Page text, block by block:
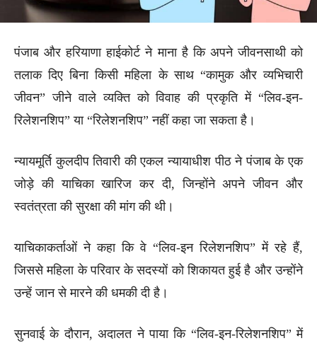
पंजाब और हरियाणा हाईकोर्ट ने माना है कि अपने जीवनसाथी को
तलाक दिए बिना किसी महिला के साथ “कामुक और व्यभिचारी
जीवन” जीने वाले व्यक्ति को विवाह की प्रकृति में “लिव-इन-
रिलेशनशिप” या “रिलेशनशिप” नहीं कहा जा सकता है।
न्यायमूर्ति कुलदीप तिवारी की एकल न्यायाधीश पीठ ने पंजाब के एक
जोड़े की याचिका खारिज कर दी, जिन्होंने अपने जीवन और
स्वतंत्रता की सुरक्षा की मांग की थी।
याचिकाकर्ताओं ने कहा कि वे “लिव-इन रिलेशनशिप” में रहे हैं,
जिससे महिला के परिवार के सदस्यों को शिकायत हुई है और उन्होंने
उन्हें जान से मारने की धमकी दी है।
सुनवाई के दौरान, अदालत ने पाया कि “लिव-इन-रिलेशनशिप” में